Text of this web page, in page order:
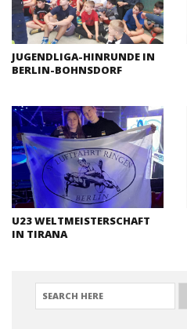
JUGENDLIGA-HINRUNDE IN
BERLIN-BOHNSDORF
U23 WELTMEISTERSCHAFT
IN TIRANA
SEARCH FOR: